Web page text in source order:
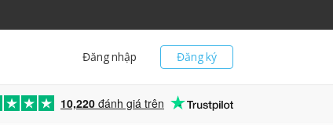
Đăng ký
Đăng nhập
10,220 đánh giá trên